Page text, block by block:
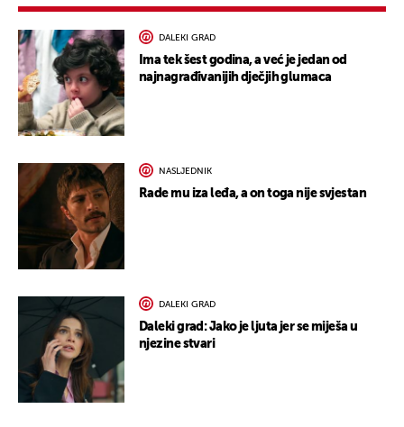
DALEKI GRAD
Ima tek šest godina, a već je jedan od
najnagrađivanijih dječjih glumaca
NASLJEDNIK
Rade mu iza leđa, a on toga nije svjestan
DALEKI GRAD
Daleki grad: Jako je ljuta jer se miješa u
njezine stvari